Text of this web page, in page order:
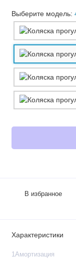
Выберите модель:
В избранное
Характеристики
1Амортизация